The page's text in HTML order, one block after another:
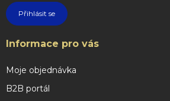
Přihlásit se
Informace pro vás
Moje objednávka
B2B portál